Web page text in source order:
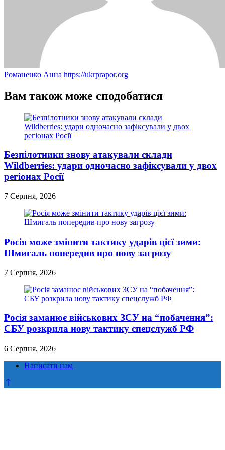
Романенко Анна https://ukrprapor.org
Вам також може сподобатися
Безпілотники знову атакували склади
Wildberries: удари одночасно зафіксували у двох
регіонах Росії
7 Серпня, 2026
Росія може змінити тактику ударів цієї зими:
Шмигаль попередив про нову загрозу
7 Серпня, 2026
Росія заманює військових ЗСУ на “побачення”:
СБУ розкрила нову тактику спецслужб РФ
6 Серпня, 2026
Написати нам
Прокрутка
до